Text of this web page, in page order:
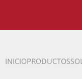
INICIOPRODUCTOS